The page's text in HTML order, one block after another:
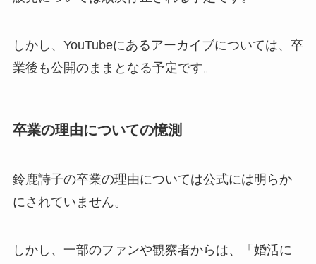
しかし、YouTubeにあるアーカイブについては、卒
業後も公開のままとなる予定です。
卒業の理由についての憶測
鈴鹿詩子の卒業の理由については公式には明らか
にされていません。
しかし、一部のファンや観察者からは、「婚活に